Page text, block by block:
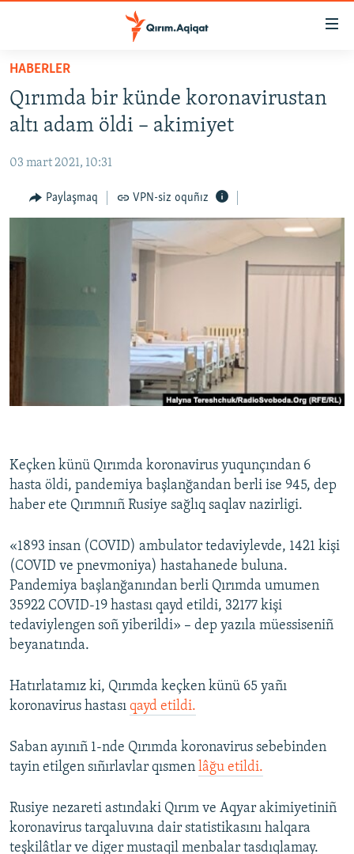
Esas
qaytmaq
Baş
qaytmaq
qaytmaq
HABERLER
SİYASET
CEMİYET
MEDENİYET
VİDEO
Українською
HABERLER
Qırımda bir künde koronavirustan
altı adam öldi – akimiyet
03 mart 2021, 10:31
Paylaşmaq VPN-siz oquñız
Keçken künü Qırımda koronavirus yuqunçından 6
hasta öldi, pandemiya başlanğandan berli ise 945, dep
haber ete Qırımnıñ Rusiye sağlıq saqlav nazirligi.
«1893 insan (COVID) ambulator tedaviylevde, 1421 kişi
(COVID ve pnevmoniya) hastahanede buluna.
Pandemiya başlanğanından berli Qırımda umumen
35922 COVID-19 hastası qayd etildi, 32177 kişi
tedaviylengen soñ yiberildi» – dep yazıla müessiseniñ
beyanatında.
Hatırlatamız ki, Qırımda keçken künü 65 yañı
koronavirus hastası qayd etildi.
Saban ayınıñ 1-nde Qırımda koronavirus sebebinden
tayin etilgen sıñırlavlar qısmen lâğu etildi.
Rusiye nezareti astındaki Qırım ve Aqyar akimiyetiniñ
koronavirus tarqaluvına dair statistikasını halqara
teşkilâtlar ve diger mustaqil menbalar tasdıqlamay.